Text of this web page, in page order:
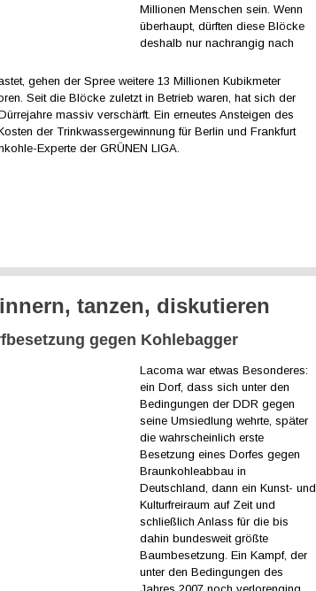
Millionen Menschen sein. Wenn
überhaupt, dürften diese Blöcke
deshalb nur nachrangig nach
gehen der Spree weitere 13 Millionen Kubikmeter
Seit die Blöcke zuletzt in Betrieb waren, hat sich der
massiv verschärft. Ein erneutes Ansteigen des
der Trinkwassergewinnung für Berlin und Frankfurt
Experte der GRÜNEN LIGA.
tanzen, diskutieren
gegen Kohlebagger
Lacoma war etwas Besonderes:
ein Dorf, dass sich unter den
Bedingungen der DDR gegen
seine Umsiedlung wehrte, später
die wahrscheinlich erste
Besetzung eines Dorfes gegen
Braunkohleabbau in
Deutschland, dann ein Kunst- und
Kulturfreiraum auf Zeit und
schließlich Anlass für die bis
dahin bundesweit größte
Baumbesetzung. Ein Kampf, der
unter den Bedingungen des